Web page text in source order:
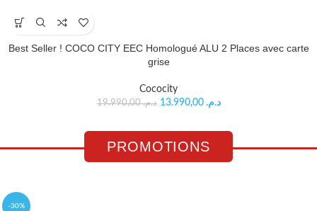
Best Seller ! COCO CITY EEC Homologué ALU 2 Places avec carte
grise
Cococity
د.م.19.990,00 د.م. 13.990,00
PROMOTIONS
-30%